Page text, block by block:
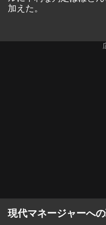
加えた。
現代マネージャーへ